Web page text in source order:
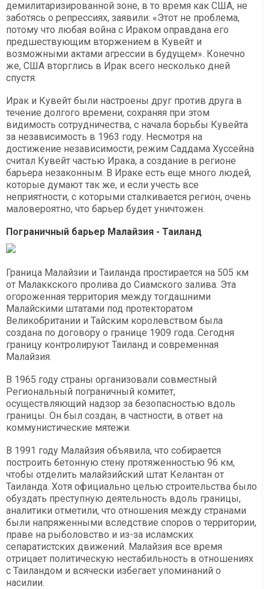
демилитаризированной зоне, в то время как США, не
заботясь о репрессиях, заявили: «Этот не проблема,
потому что любая война с Ираком оправдана его
предшествующим вторжением в Кувейт и
возможными актами агрессии в будущем». Конечно
же, США вторглись в Ирак всего несколько дней
спустя.
Ирак и Кувейт были настроены друг против друга в
течение долгого времени, сохраняя при этом
видимость сотрудничества, с начала борьбы Кувейта
за независимость в 1963 году. Несмотря на
достижение независимости, режим Саддама Хуссейна
считал Кувейт частью Ирака, а создание в регионе
барьера незаконным. В Ираке есть еще много людей,
которые думают так же, и если учесть все
неприятности, с которыми сталкивается регион, очень
маловероятно, что барьер будет уничтожен.
Пограничный барьер Малайзия - Таиланд
Граница Малайзии и Таиланда простирается на 505 км
от Малаккского пролива до Сиамского залива. Эта
огороженная территория между тогдашними
Малайскими штатами под протекторатом
Великобритании и Тайским королевством была
создана по договору о границе 1909 года. Сегодня
границу контролируют Таиланд и современная
Малайзия.
В 1965 году страны организовали совместный
Региональный пограничный комитет,
осуществляющий надзор за безопасностью вдоль
границы. Он был создан, в частности, в ответ на
коммунистические мятежи.
В 1991 году Малайзия объявила, что собирается
построить бетонную стену протяженностью 96 км,
чтобы отделить малайзийский штат Келантан от
Таиланда. Хотя официально целью строительства было
обуздать преступную деятельность вдоль границы,
аналитики отметили, что отношения между странами
были напряженными вследствие споров о территории,
праве на рыболовство и из-за исламских
сепаратистских движений. Малайзия все время
отрицает политическую нестабильность в отношениях
с Таиландом и всячески избегает упоминаний о
насилии.